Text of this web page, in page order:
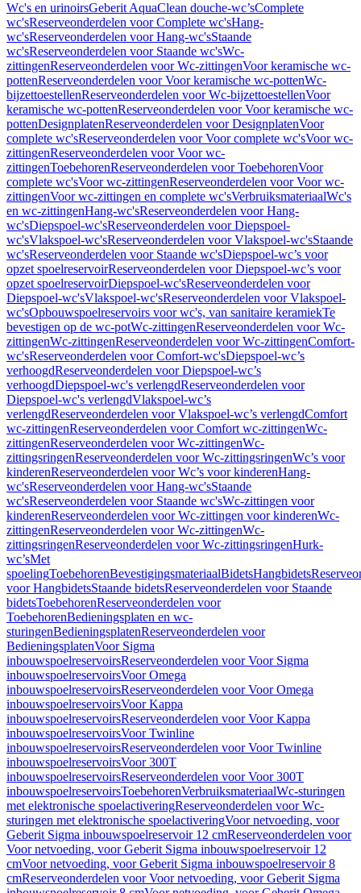
Wc's en urinoirsGeberit AquaClean douche-wc’sComplete
wc'sReserveonderdelen voor Complete wc'sHang-
wc'sReserveonderdelen voor Hang-wc'sStaande
wc'sReserveonderdelen voor Staande wc'sWc-
zittingenReserveonderdelen voor Wc-zittingenVoor keramische wc-
pottenReserveonderdelen voor Voor keramische wc-pottenWc-
bijzettoestellenReserveonderdelen voor Wc-bijzettoestellenVoor
keramische wc-pottenReserveonderdelen voor Voor keramische wc-
pottenDesignplatenReserveonderdelen voor DesignplatenVoor
complete wc'sReserveonderdelen voor Voor complete wc'sVoor wc-
zittingenReserveonderdelen voor Voor wc-
zittingenToebehorenReserveonderdelen voor ToebehorenVoor
complete wc'sVoor wc-zittingenReserveonderdelen voor Voor wc-
zittingenVoor wc-zittingen en complete wc'sVerbruiksmateriaalWc's
en wc-zittingenHang-wc'sReserveonderdelen voor Hang-
wc'sDiepspoel-wc'sReserveonderdelen voor Diepspoel-
wc'sVlakspoel-wc'sReserveonderdelen voor Vlakspoel-wc'sStaande
wc'sReserveonderdelen voor Staande wc'sDiepspoel-wc’s voor
opzet spoelreservoirReserveonderdelen voor Diepspoel-wc’s voor
opzet spoelreservoirDiepspoel-wc'sReserveonderdelen voor
Diepspoel-wc'sVlakspoel-wc'sReserveonderdelen voor Vlakspoel-
wc'sOpbouwspoelreservoirs voor wc's, van sanitaire keramiekTe
bevestigen op de wc-potWc-zittingenReserveonderdelen voor Wc-
zittingenWc-zittingenReserveonderdelen voor Wc-zittingenComfort-
wc'sReserveonderdelen voor Comfort-wc'sDiepspoel-wc’s
verhoogdReserveonderdelen voor Diepspoel-wc’s
verhoogdDiepspoel-wc's verlengdReserveonderdelen voor
Diepspoel-wc's verlengdVlakspoel-wc’s
verlengdReserveonderdelen voor Vlakspoel-wc’s verlengdComfort
wc-zittingenReserveonderdelen voor Comfort wc-zittingenWc-
zittingenReserveonderdelen voor Wc-zittingenWc-
zittingsringenReserveonderdelen voor Wc-zittingsringenWc’s voor
kinderenReserveonderdelen voor Wc’s voor kinderenHang-
wc'sReserveonderdelen voor Hang-wc'sStaande
wc'sReserveonderdelen voor Staande wc'sWc-zittingen voor
kinderenReserveonderdelen voor Wc-zittingen voor kinderenWc-
zittingenReserveonderdelen voor Wc-zittingenWc-
zittingsringenReserveonderdelen voor Wc-zittingsringenHurk-
wc’sMet
spoelingToebehorenBevestigingsmateriaalBidetsHangbidets
voor HangbidetsStaande bidetsReserveonderdelen voor Staande
bidetsToebehorenReserveonderdelen voor
ToebehorenBedieningsplaten en wc-
sturingenBedieningsplatenReserveonderdelen voor
BedieningsplatenVoor Sigma
inbouwspoelreservoirsReserveonderdelen voor Voor Sigma
inbouwspoelreservoirsVoor Omega
inbouwspoelreservoirsReserveonderdelen voor Voor Omega
inbouwspoelreservoirsVoor Kappa
inbouwspoelreservoirsReserveonderdelen voor Voor Kappa
inbouwspoelreservoirsVoor Twinline
inbouwspoelreservoirsReserveonderdelen voor Voor Twinline
inbouwspoelreservoirsVoor 300T
inbouwspoelreservoirsReserveonderdelen voor Voor 300T
inbouwspoelreservoirsToebehorenVerbruiksmateriaalWc-sturingen
met elektronische spoelactiveringReserveonderdelen voor Wc-
sturingen met elektronische spoelactiveringVoor netvoeding, voor
Geberit Sigma inbouwspoelreservoir 12 cmReserveonderdelen voor
Voor netvoeding, voor Geberit Sigma inbouwspoelreservoir 12
cmVoor netvoeding, voor Geberit Sigma inbouwspoelreservoir 8
cmReserveonderdelen voor Voor netvoeding, voor Geberit Sigma